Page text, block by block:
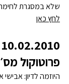
שלא במסגרת
לחץ כאן
פרוטוקול מס׳ 161
היוזמה לדיון: